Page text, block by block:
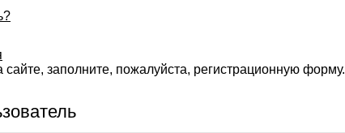
заполните, пожалуйста, регистрационную форму.